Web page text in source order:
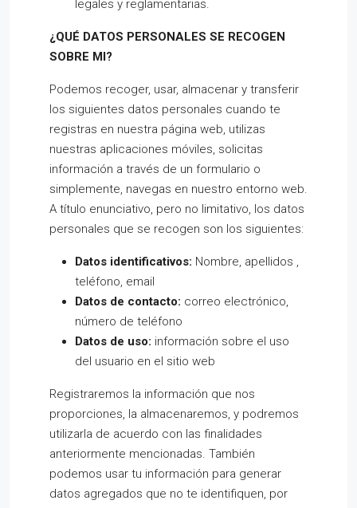
legales y reglamentarias.
¿QUÉ DATOS PERSONALES SE RECOGEN
SOBRE MI?
Podemos recoger, usar, almacenar y transferir
los siguientes datos personales cuando te
registras en nuestra página web, utilizas
nuestras aplicaciones móviles, solicitas
información a través de un formulario o
simplemente, navegas en nuestro entorno web.
A título enunciativo, pero no limitativo, los datos
personales que se recogen son los siguientes:
Datos identificativos: Nombre, apellidos ,
teléfono, email
Datos de contacto: correo electrónico,
número de teléfono
Datos de uso: información sobre el uso
del usuario en el sitio web
Registraremos la información que nos
proporciones, la almacenaremos, y podremos
utilizarla de acuerdo con las finalidades
anteriormente mencionadas. También
podemos usar tu información para generar
datos agregados que no te identifiquen, por